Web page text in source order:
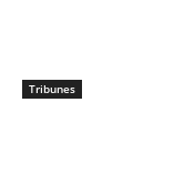
Tribunes